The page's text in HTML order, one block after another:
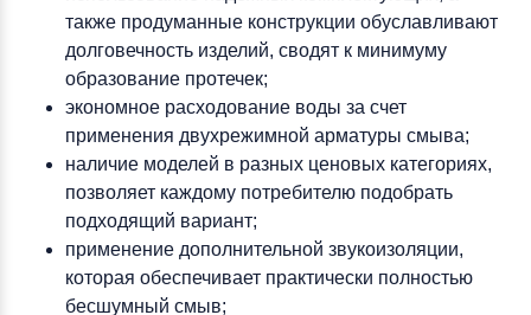
также продуманные конструкции обуславливают
долговечность изделий, сводят к минимуму
образование протечек;
экономное расходование воды за счет
применения двухрежимной арматуры смыва;
наличие моделей в разных ценовых категориях,
позволяет каждому потребителю подобрать
подходящий вариант;
применение дополнительной звукоизоляции,
которая обеспечивает практически полностью
бесшумный смыв;